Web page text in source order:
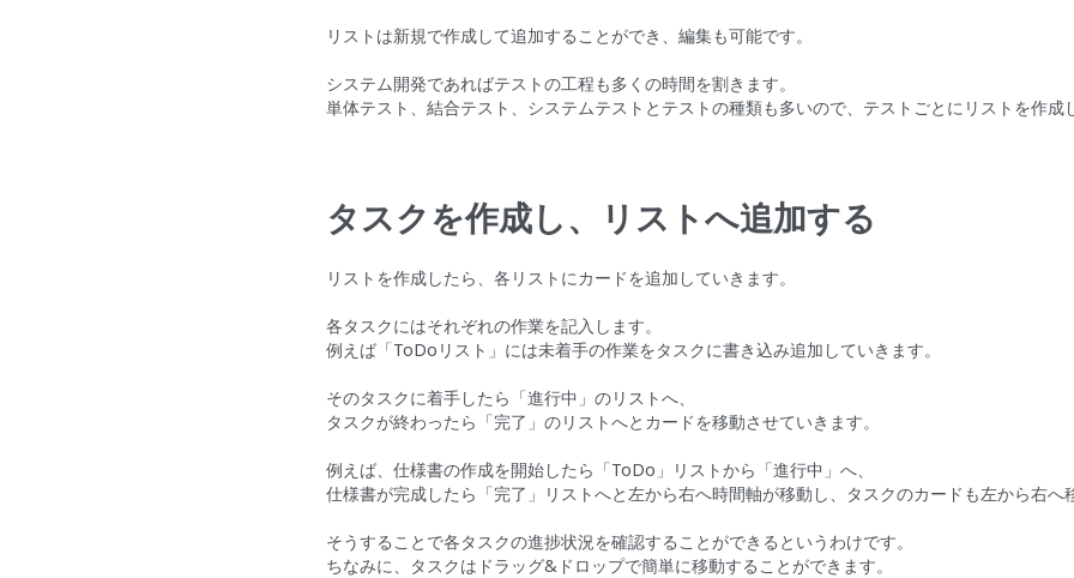
リストは新規で作成して追加することができ、編集も可能です。
システム開発であればテストの工程も多くの時間を割きます。
単体テスト、結合テスト、システムテストとテストの種類も多いので、テストごとにリストを作成
タスクを作成し、リストへ追加する
リストを作成したら、各リストにカードを追加していきます。
各タスクにはそれぞれの作業を記入します。
例えば「ToDoリスト」には未着手の作業をタスクに書き込み追加していきます。
そのタスクに着手したら「進行中」のリストへ、
タスクが終わったら「完了」のリストへとカードを移動させていきます。
例えば、仕様書の作成を開始したら「ToDo」リストから「進行中」へ、
仕様書が完成したら「完了」リストへと左から右へ時間軸が移動し、タスクのカードも左から右へ
そうすることで各タスクの進捗状況を確認することができるというわけです。
ちなみに、タスクはドラッグ&ドロップで簡単に移動することができます。